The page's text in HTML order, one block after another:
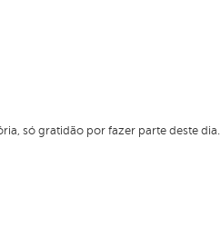
só gratidão por fazer parte deste dia.